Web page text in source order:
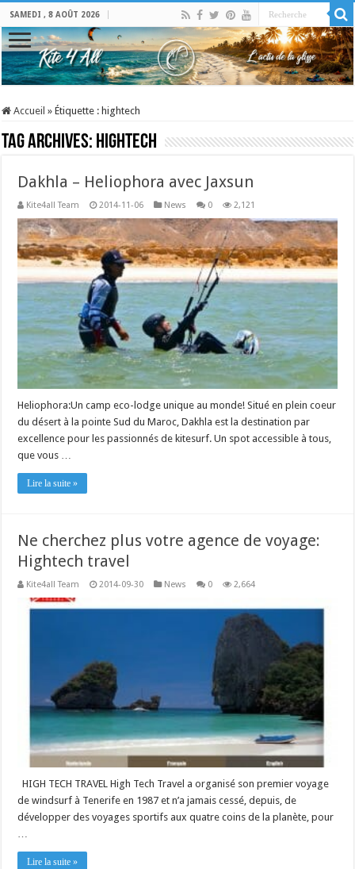
SAMEDI , 8 AOÛT 2026
Accueil » Étiquette : hightech
Tag Archives: hightech
Dakhla – Heliophora avec Jaxsun
Kite4all Team 2014-11-06 News 0 2,121
Heliophora:Un camp eco-lodge unique au monde! Situé en plein coeur
du désert à la pointe Sud du Maroc, Dakhla est la destination par
excellence pour les passionnés de kitesurf. Un spot accessible à tous,
que vous …
Lire la suite »
Ne cherchez plus votre agence de voyage:
Hightech travel
Kite4all Team 2014-09-30 News 0 2,664
HIGH TECH TRAVEL High Tech Travel a organisé son premier voyage
de windsurf à Tenerife en 1987 et n’a jamais cessé, depuis, de
développer des voyages sportifs aux quatre coins de la planète, pour
…
Lire la suite »